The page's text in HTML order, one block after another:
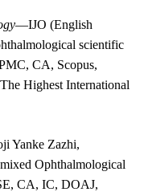
—IJO (English
scientific
CA, Scopus,
Highest International
Yanke Zazhi,
Ophthalmological
CA, IC, DOAJ,